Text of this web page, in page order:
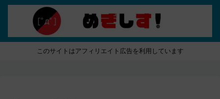
このサイトはアフィリエイト広告を利用しています